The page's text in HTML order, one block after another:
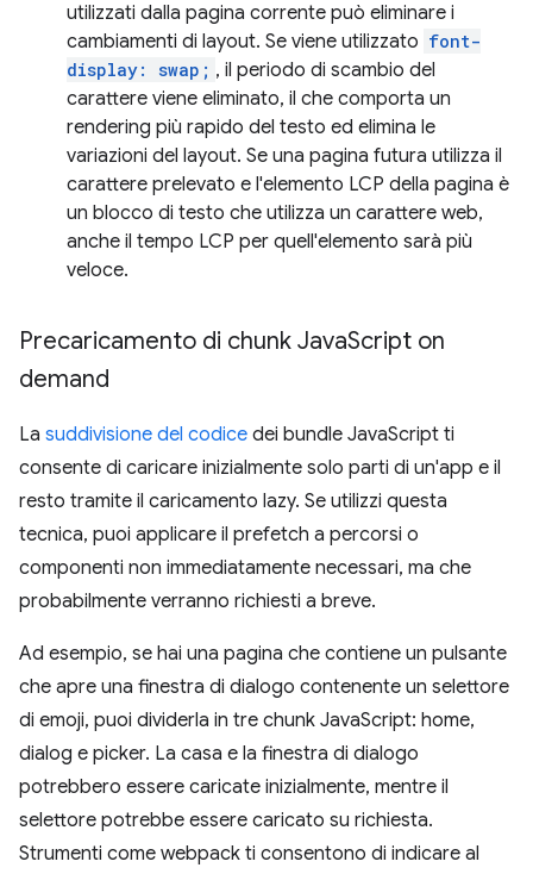
utilizzati dalla pagina corrente può eliminare i
cambiamenti di layout. Se viene utilizzato font-
display: swap; , il periodo di scambio del
carattere viene eliminato, il che comporta un
rendering più rapido del testo ed elimina le
variazioni del layout. Se una pagina futura utilizza il
carattere prelevato e l'elemento LCP della pagina è
un blocco di testo che utilizza un carattere web,
anche il tempo LCP per quell'elemento sarà più
veloce.
Precaricamento di chunk JavaScript on
demand
La suddivisione del codice dei bundle JavaScript ti
consente di caricare inizialmente solo parti di un'app e il
resto tramite il caricamento lazy. Se utilizzi questa
tecnica, puoi applicare il prefetch a percorsi o
componenti non immediatamente necessari, ma che
probabilmente verranno richiesti a breve.
Ad esempio, se hai una pagina che contiene un pulsante
che apre una finestra di dialogo contenente un selettore
di emoji, puoi dividerla in tre chunk JavaScript: home,
dialog e picker. La casa e la finestra di dialogo
potrebbero essere caricate inizialmente, mentre il
selettore potrebbe essere caricato su richiesta.
Strumenti come webpack ti consentono di indicare al